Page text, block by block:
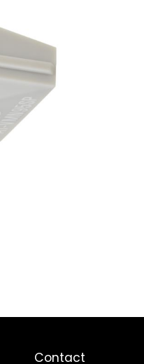
Contact